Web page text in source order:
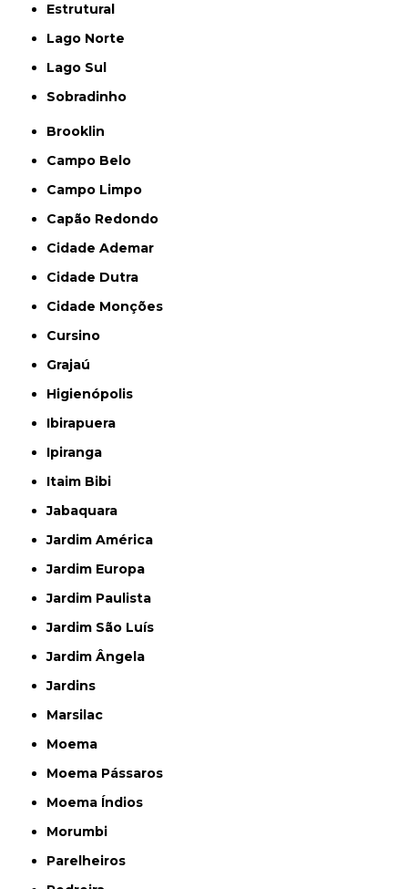
Estrutural
Lago Norte
Lago Sul
Sobradinho
Brooklin
Campo Belo
Campo Limpo
Capão Redondo
Cidade Ademar
Cidade Dutra
Cidade Monções
Cursino
Grajaú
Higienópolis
Ibirapuera
Ipiranga
Itaim Bibi
Jabaquara
Jardim América
Jardim Europa
Jardim Paulista
Jardim São Luís
Jardim Ângela
Jardins
Marsilac
Moema
Moema Pássaros
Moema Índios
Morumbi
Parelheiros